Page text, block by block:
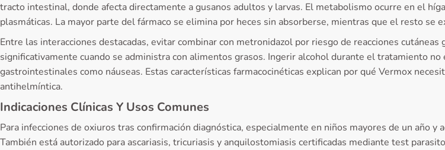
tracto intestinal, donde afecta directamente a gusanos adultos y larvas. El metabolismo ocurre en el
plasmáticas. La mayor parte del fármaco se elimina por heces sin absorberse, mientras que el resto se
Entre las interacciones destacadas, evitar combinar con metronidazol por riesgo de reacciones
significativamente cuando se administra con alimentos grasos. Ingerir alcohol durante el tratamiento
gastrointestinales como náuseas. Estas características farmacocinéticas explican por qué Vermox
antihelmíntica.
Indicaciones Clínicas Y Usos Comunes
Para infecciones de oxiuros tras confirmación diagnóstica, especialmente en niños mayores de un año
También está autorizado para ascariasis, tricuriasis y anquilostomiasis certificadas mediante test